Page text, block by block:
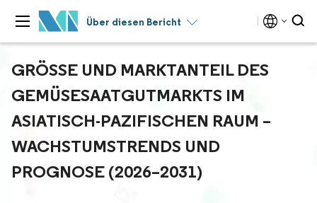
Über diesen Bericht
GRÖSSE UND MARKTANTEIL DES G
EMÜSESAATGUTMARKTS IM A
SIATISCH-PAZIFISCHEN RAUM – W
ACHSTUMSTRENDS UND P
ROGNOSE (2026–2031)